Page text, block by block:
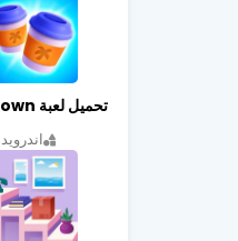
اندرويد